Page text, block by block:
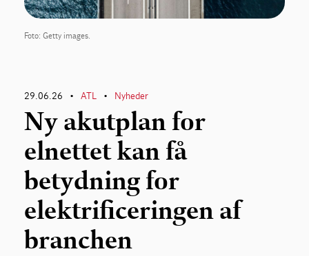
Foto: Getty images.
29.06.26 • ATL • Nyheder
Ny akutplan for
elnettet kan få
betydning for
elektrificeringen af
branchen